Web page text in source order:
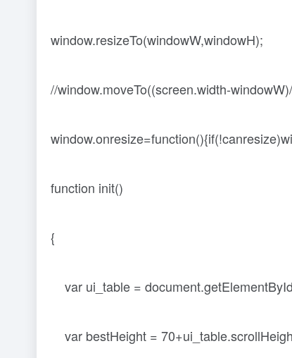
window.resizeTo(windowW,windowH);
//window.moveTo((screen.width-
function init()
{
var ui_table =
var bestHeight =